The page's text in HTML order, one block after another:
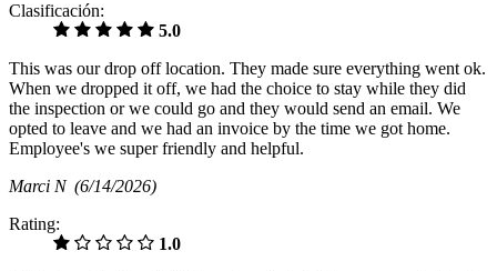
Clasificación:
5.0
This was our drop off location. They made sure everything went ok.
When we dropped it off, we had the choice to stay while they did
the inspection or we could go and they would send an email. We
opted to leave and we had an invoice by the time we got home.
Employee's we super friendly and helpful.
Marci N (6/14/2026)
Rating:
1.0